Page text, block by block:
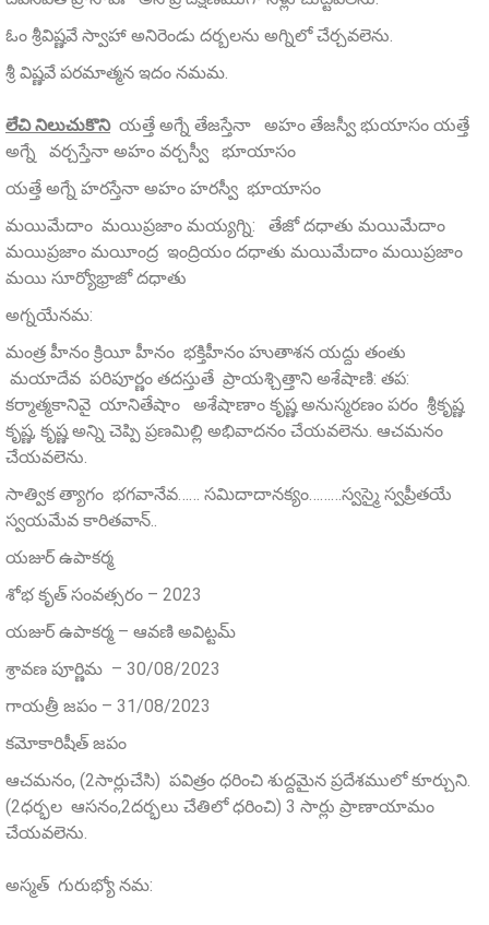
ఓం శ్రీవిష్ణవే స్వాహా అనిరెండు దర్బలను అగ్నిలో చేర్చవలెను.
శ్రీ విష్ణవే పరమాత్మన ఇదం నమమ.
లేచి నిలుచుకొనియత్తే అగ్నే తేజస్తేనా అహం తేజస్వీ భుయాసం యత్తే
అగ్నే వర్చస్తేనా అహం వర్చస్వీ భూయాసం
యత్తే అగ్నే హరస్తేనా అహం హరస్వీ భూయాసం
మయిమేదాం మయిప్రజాం మయ్యగ్ని: తేజో దధాతు మయిమేదాం
మయిప్రజాం మయీంద్ర ఇంద్రియం దధాతు మయిమేదాం మయిప్రజాం
మయి సూర్యోభ్రాజో దధాతు
అగ్నయేనమ:
మంత్ర హీనం క్రియీ హీనం భక్తిహీనం హుతాశన యద్దు తంతు
మయాదేవ పరిపూర్ణం తదస్తుతే ప్రాయశ్చిత్తాని అశేషాణి: తప:
కర్మాత్మకానివై యానితేషాం అశేషాణాం కృష్ణ అనుస్మరణం పరం శ్రీకృష్ణ
కృష్ణ, కృష్ణ అన్ని చెప్పి ప్రణమిల్లి అభివాదనం చేయవలెను. ఆచమనం
చేయవలెను.
సాత్విక త్యాగం భగవానేవ…… సమిదాదానక్యం………స్వస్మై స్వప్రీతయే
స్వయమేవ కారితవాన్‌..
యజుర్ ఉపాకర్మ
శోభ కృత్ సంవత్సరం – 2023
యజుర్ ఉపాకర్మ – ఆవణి అవిట్టమ్
శ్రావణ పూర్ణిమ – 30/08/2023
గాయత్రీ జపం – 31/08/2023
కమోకారిషీత్ జపం
ఆచమనం, (2సార్లుచేసి) పవిత్రం ధరించి శుద్దమైన ప్రదేశములో కూర్చుని.
(2ధర్భల ఆసనం,2దర్భలు చేతిలో ధరించి) 3 సార్లు ప్రాణాయామం
చేయవలెను.
అస్మత్‌ గురుభ్యో నమ: